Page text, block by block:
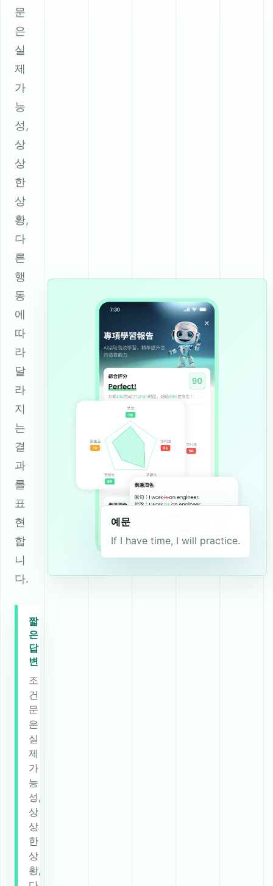
문
은
실
제
가
능
성,
상
상
한
상
황,
다
른
행
동
에
따
라
달
라
지
는
결
과
를
표
현
합
니
다.
짧
은
답
변
조
건
문
은
실
제
가
능
성,
상
상
한
상
황,
예문
If I have time, I will practice.